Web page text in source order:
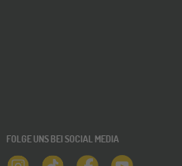
FOLGE UNS BEI SOCIAL MEDIA